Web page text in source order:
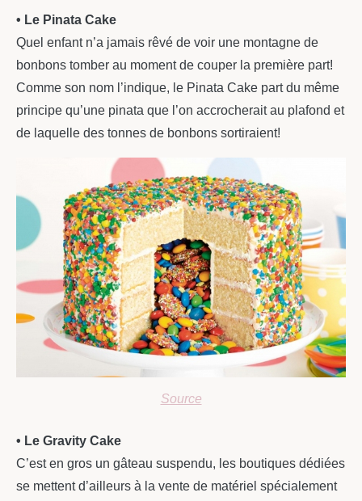
• Le Pinata Cake
Quel enfant n’a jamais rêvé de voir une montagne de
bonbons tomber au moment de couper la première part!
Comme son nom l’indique, le Pinata Cake part du même
principe qu’une pinata que l’on accrocherait au plafond et
de laquelle des tonnes de bonbons sortiraient!
Source
• Le Gravity Cake
C’est en gros un gâteau suspendu, les boutiques dédiées
se mettent d’ailleurs à la vente de matériel spécialement